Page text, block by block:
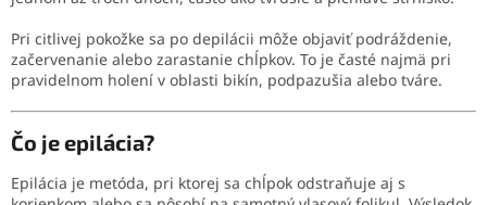
Pri citlivej pokožke sa po depilácii môže objaviť podráždenie,
začervenanie alebo zarastanie chĺpkov. To je časté najmä pri
pravidelnom holení v oblasti bikín, podpazušia alebo tváre.
Čo je epilácia?
Epilácia je metóda, pri ktorej sa chĺpok odstraňuje aj s